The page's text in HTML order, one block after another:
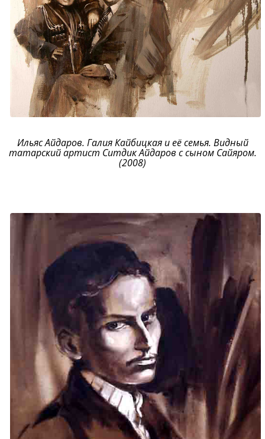
Ильяс Айдаров. Галия Кайбицкая и её семья. Видный
татарский артист Ситдик Айдаров с сыном Сайяром.
(2008)